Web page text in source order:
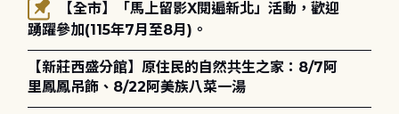
踴躍參加(115年7月至8月)。
【新莊西盛分館】原住民的自然共生之家：8/7阿
里鳳鳳吊飾、8/22阿美族八菜一湯